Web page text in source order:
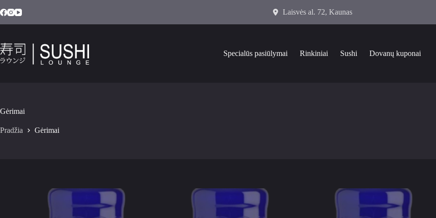
Laisvės al. 72, Kaunas
Specialūs pasiūlymai Rinkiniai Sushi Dovanų kuponai
Gėrimai
Pradžia Gėrimai